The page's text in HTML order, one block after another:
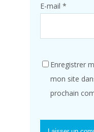
E-mail *
Enregistrer
mon site
prochain